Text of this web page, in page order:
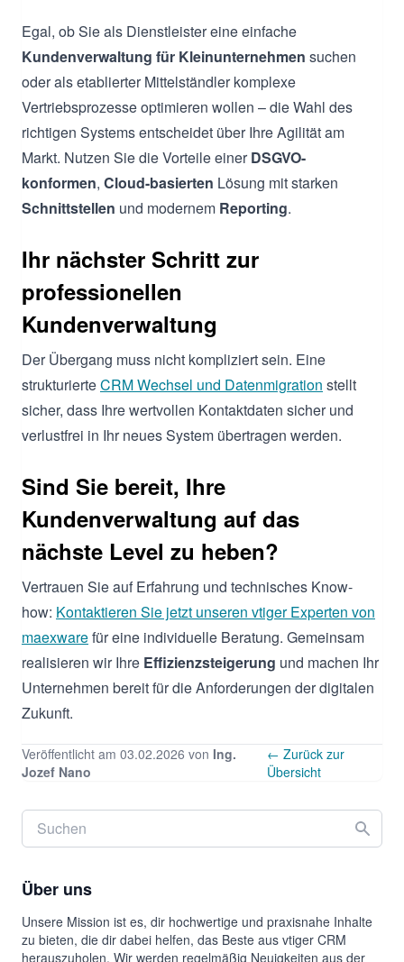
Egal, ob Sie als Dienstleister eine einfache
Kundenverwaltung für Kleinunternehmen suchen
oder als etablierter Mittelständler komplexe
Vertriebsprozesse optimieren wollen – die Wahl des
richtigen Systems entscheidet über Ihre Agilität am
Markt. Nutzen Sie die Vorteile einerDSGVO-
konformen, Cloud-basierten Lösung mit starken
Schnittstellen und modernem Reporting.
Ihr nächster Schritt zur
professionellen
Kundenverwaltung
Der Übergang muss nicht kompliziert sein. Eine
strukturierteCRM Wechsel und Datenmigration stellt
sicher, dass Ihre wertvollen Kontaktdaten sicher und
verlustfrei in Ihr neues System übertragen werden.
Sind Sie bereit, Ihre
Kundenverwaltung auf das
nächste Level zu heben?
Vertrauen Sie auf Erfahrung und technisches Know-
how: Kontaktieren Sie jetzt unseren vtiger Experten von
maexwarefür eine individuelle Beratung. Gemeinsam
realisieren wir Ihre Effizienzsteigerung und machen Ihr
Unternehmen bereit für die Anforderungen der digitalen
Zukunft.
Veröffentlicht am 03.02.2026 von Ing.
Jozef Nano
← Zurück zur
Übersicht
Über uns
Unsere Mission ist es, dir hochwertige und praxisnahe Inhalte
zu bieten, die dir dabei helfen, das Beste aus vtiger CRM
herauszuholen. Wir werden regelmäßig Neuigkeiten aus der